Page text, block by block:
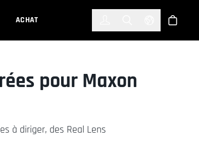
ACHAT Select
pour Maxon
à diriger, des Real Lens